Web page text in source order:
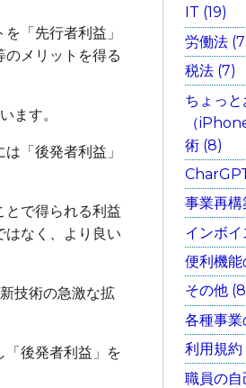
「先行者利益」
メリットを得る
ます。
「後発者利益」
とで得られる利益
はなく、より良い
技術の急激な拡
「後発者利益」を
IT (19)
労働法
税法 (7)
ちょっ
（
術 (8)
事業再構
インボ
便利機能
その他
各種事
利用規約
職員の